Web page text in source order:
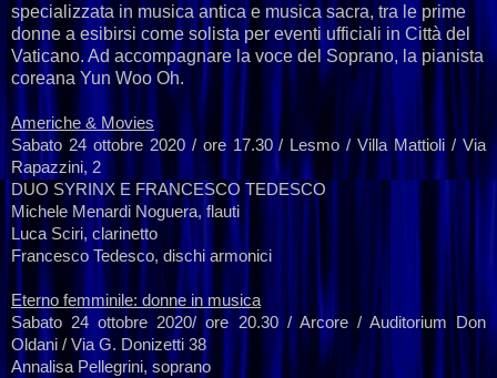
specializzata in musica antica e musica sacra, tra le prime
donne a esibirsi come solista per eventi ufficiali in Città del
Vaticano. Ad accompagnare la voce del Soprano, la pianista
coreana Yun Woo Oh.
Americhe & Movies
Sabato 24 ottobre 2020 / ore 17.30 / Lesmo / Villa Mattioli / Via
Rapazzini, 2
DUO SYRINX E FRANCESCO TEDESCO
Michele Menardi Noguera, flauti
Luca Sciri, clarinetto
Francesco Tedesco, dischi armonici
Eterno femminile: donne in musica
Sabato 24 ottobre 2020/ ore 20.30 / Arcore / Auditorium Don
Oldani / Via G. Donizetti 38
Annalisa Pellegrini, soprano